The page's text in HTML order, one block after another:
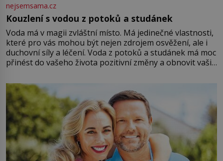
nejsemsama.cz
Kouzlení s vodou z potoků a studánek
Voda má v magii zvláštní místo. Má jedinečné vlastnosti,
které pro vás mohou být nejen zdrojem osvěžení, ale i
duchovní síly a léčení. Voda z potoků a studánek má moc
přinést do vašeho života pozitivní změny a obnovit vaši
můžete obohatit své rituály a přinést do svého života
větší harmonii a klid. Je důležité